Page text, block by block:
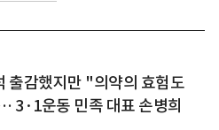
출감했지만 "의약의 효험도
3·1운동 민족 대표 손병희